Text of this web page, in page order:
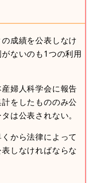
成績を公表しなけ
ないのも1つの利用
婦人科学会に報告
をしたもののみ公
は公表されない。
から法律によって
しなければならな